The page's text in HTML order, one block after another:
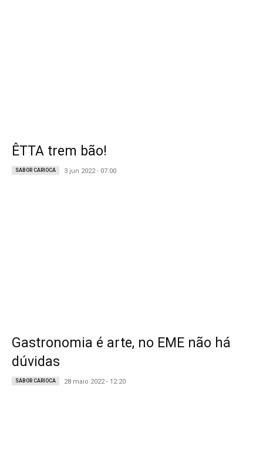
ÊTTA trem bão!
SABOR CARIOCA 3 jun 2022 - 07:00
Gastronomia é arte, no EME não há
dúvidas
SABOR CARIOCA 28 maio 2022 - 12:20